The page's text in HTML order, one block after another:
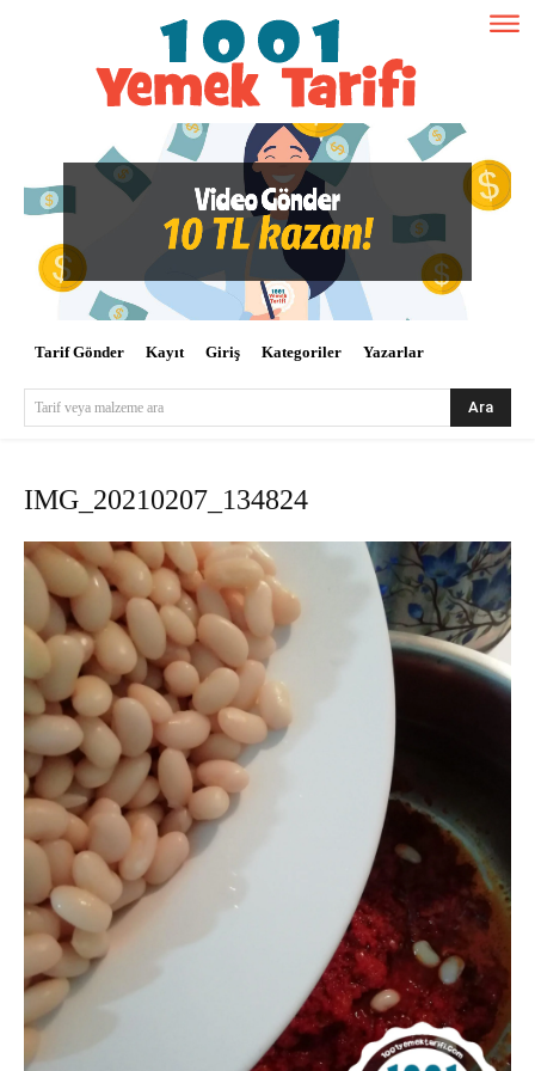
Tarif Gönder Kayıt Giriş Kategoriler Yazarlar
Tarif veya malzeme ara Ara
IMG_20210207_134824